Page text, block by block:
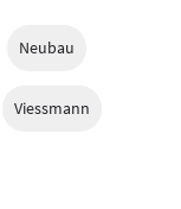
Neubau
Viessmann